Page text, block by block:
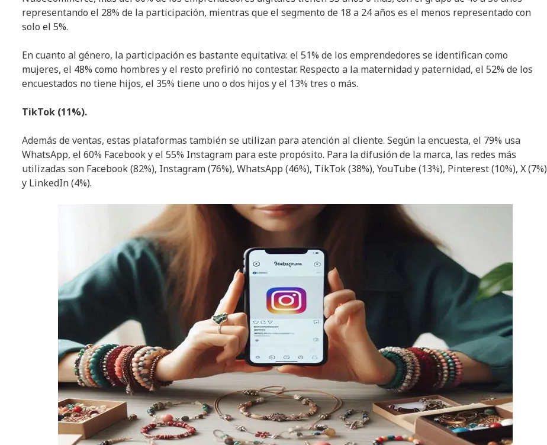
representando el 28% de la participación, mientras que el segmento de 18 a 24 años es el menos representado con
solo el 5%.
En cuanto al género, la participación es bastante equitativa: el 51% de los emprendedores se identifican como
mujeres, el 48% como hombres y el resto prefirió no contestar. Respecto a la maternidad y paternidad, el 52% de los
encuestados no tiene hijos, el 35% tiene uno o dos hijos y el 13% tres o más.
TikTok (11%).
Además de ventas, estas plataformas también se utilizan para atención al cliente. Según la encuesta, el 79% usa
WhatsApp, el 60% Facebook y el 55% Instagram para este propósito. Para la difusión de la marca, las redes más
utilizadas son Facebook (82%), Instagram (76%), WhatsApp (46%), TikTok (38%), YouTube (13%), Pinterest (10%), X (7%)
y LinkedIn (4%).